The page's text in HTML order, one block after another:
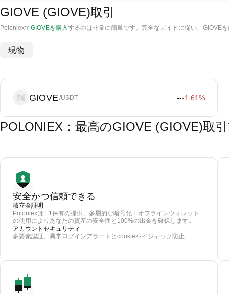
GIOVE (GIOVE)取引
PoloniexでGIOVEを購入するのは非常に簡単です。完全なガイドに従い、GIOVE
現物
GIOVE/USDT ---1.61%
POLONIEX：最高のGIOVE (GIOVE)取
安全かつ信頼できる
積立金証明
Poloniexは1:1保有の提供、多層的な暗号化・オフラインウォレット
の使用によりあなたの資産の安全性と100%の出金を確保します。
アカウントセキュリティ
多要素認証、異常ログインアラートとcookieハイジャック防止